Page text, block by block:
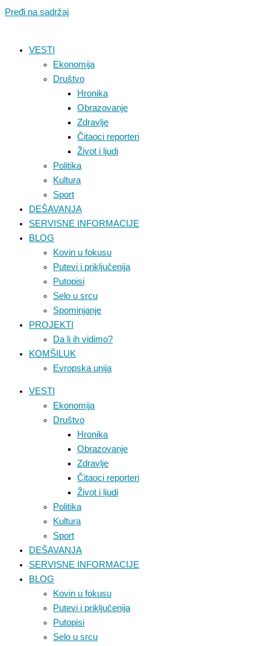
Pređi na sadržaj
VESTI
Ekonomija
Društvo
Hronika
Obrazovanje
Zdravlje
Čitaoci reporteri
Život i ljudi
Politika
Kultura
Sport
DEŠAVANJA
SERVISNE INFORMACIJE
BLOG
Kovin u fokusu
Putevi i priključenija
Putopisi
Selo u srcu
Spominjanje
PROJEKTI
Da li ih vidimo?
KOMŠILUK
Evropska unija
VESTI
Ekonomija
Društvo
Hronika
Obrazovanje
Zdravlje
Čitaoci reporteri
Život i ljudi
Politika
Kultura
Sport
DEŠAVANJA
SERVISNE INFORMACIJE
BLOG
Kovin u fokusu
Putevi i priključenija
Putopisi
Selo u srcu